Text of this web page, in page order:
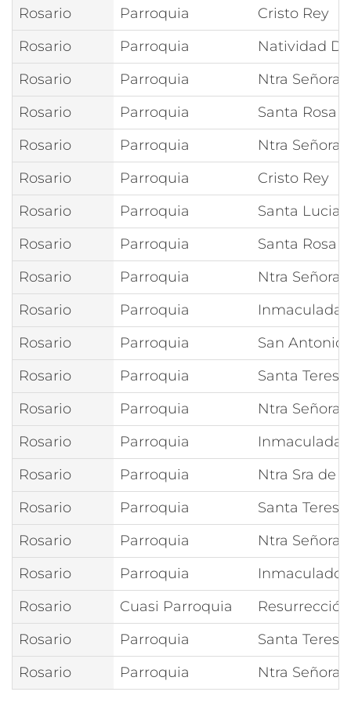
Rosario Parroquia
Cristo Rey
Rosario
Parroquia
Natividad
Rosario
Parroquia
Ntra Señora
Rosario
Parroquia
Santa Rosa
Rosario
Parroquia
Ntra Señora
Rosario
Parroquia
Cristo Rey
Rosario
Parroquia
Santa Lucia
Rosario
Parroquia
Santa Rosa
Rosario
Parroquia
Ntra Señora
Rosario
Parroquia
Inmaculada
Rosario
Parroquia
San Antonio
Rosario
Parroquia
Santa
Rosario
Parroquia
Ntra Señora
Rosario
Parroquia
Inmaculada
Rosario
Parroquia
Ntra Sra de
Rosario
Parroquia
Santa
Rosario
Parroquia
Ntra Señora
Rosario
Parroquia
Inmaculado
Rosario
Cuasi Parroquia
Rosario
Parroquia
Santa
Rosario
Parroquia Ntra Señora